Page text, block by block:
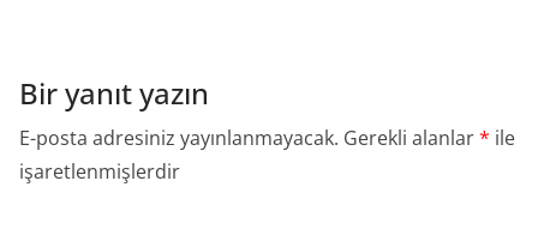
Bir yanıt yazın
E-posta adresiniz yayınlanmayacak. Gerekli alanlar* ile
işaretlenmişlerdir